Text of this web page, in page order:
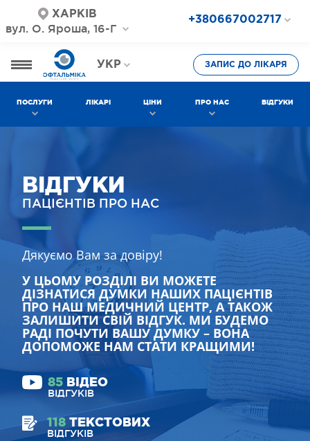
ХАРКІВ
вул. О. Яроша, 16-Г
+380667002717
+380577002717
УКР
РОС
ЗАПИС ДО ЛІКАРЯ
ПОСЛУГИ ЛІКАРІ ЦІНИ ПРО НАС ВІДГУКИ
ВІДГУКИ
ПАЦІЄНТІВ ПРО НАС
Дякуємо Вам за довіру!
У ЦЬОМУ РОЗДІЛІ ВИ МОЖЕТЕ
ДІЗНАТИСЯ ДУМКИ НАШИХ ПАЦІЄНТІВ
ПРО НАШ МЕДИЧНИЙ ЦЕНТР, А ТАКОЖ
ЗАЛИШИТИ СВІЙ ВІДГУК. МИ БУДЕМО
РАДІ ПОЧУТИ ВАШУ ДУМКУ – ВОНА
ДОПОМОЖЕ НАМ СТАТИ КРАЩИМИ!
85 ВІДЕО
ВІДГУКІВ
118 ТЕКСТОВИХ
ВІДГУКІВ